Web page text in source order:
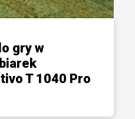
gry w
T 1040 Pro